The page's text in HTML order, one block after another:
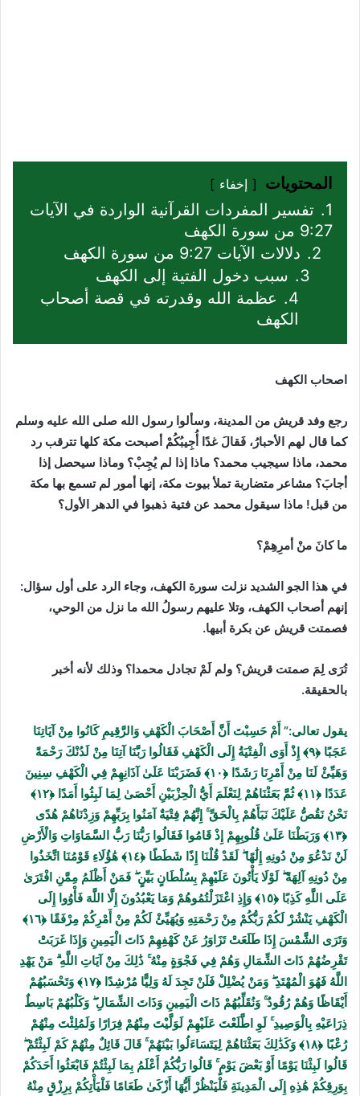
المحتويات إخفاء
1.
تفسير المفردات القرآنية الواردة في الآيات
9:27 من سورة الكهف
2.
دلالات الآيات 9:27 من سورة الكهف
3.
سبب دخول الفتية إلى الكهف
4.
عظمة الله وقدرته في قصة أصحاب
الكهف
اصحاب الكهف
رجع وفد قريش من المدينة، وسألوا رسول الله صلى الله عليه وسلم
كما قال لهم الأحبارُ، فَقالَ غدًا أُجِيبُكُمْ أصبحت مكة كلها تترقب رد
محمد، ماذا سيجيب محمد؟ ماذا إذا لم يُجِبْ؟ وماذا سيحصل إذا
أجابَ؟ مشاعر متضاربة تملأ بيوت مكة، إنها أمور لم تسمع بها مكة
من قبل! ماذا سيقول محمد عن فتية ذهبوا في الدهر الأول؟
ما كانَ منْ أمرِهِمْ؟
في هذا الجو الشديد نزلت سورة الكهف، وجاء الرد على أول سؤال:
إنهم أصحاب الكهف، وتلا عليهم رسولُ الله ما نزل من الوحي،
فصمتت قريش عن بكرة أبيها.
تُرَى لِمَ صمتت قريش؟ ولم لَمْ تجادل محمدا؟ وذلك لأنه أخبر
بالحقيقة.
يقول تعالى:” أَمْ حَسِبْتَ أَنَّ أَصْحَابَ الْكَهْفِ وَالرَّقِيمِ كَانُوا مِنْ آيَاتِنَا
عَجَبًا ﴿۹﴾ إِذْ أَوَى الْفِتْيَةُ إِلَى الْكَهْفِ فَقَالُوا رَبَّنَا آتِنَا مِنْ لَدُنْكَ رَحْمَةً
وَهَيِّئْ لَنَا مِنْ أَمْرِنَا رَشَدًا ﴿۱۰﴾ فَضَرَبْنَا عَلَىٰ آذَانِهِمْ فِي الْكَهْفِ سِنِينَ
عَدَدًا ﴿۱۱﴾ ثُمَّ بَعَثْنَاهُمْ لِنَعْلَمَ أَيُّ الْحِزْبَيْنِ أَحْصَىٰ لِمَا لَبِثُوا أَمَدًا ﴿۱۲﴾
نَحْنُ نَقُصُّ عَلَيْكَ نَبَأَهُمْ بِالْحَقِّ ۚ إِنَّهُمْ فِتْيَةٌ آمَنُوا بِرَبِّهِمْ وَزِدْنَاهُمْ هُدًى
﴿۱۳﴾ وَرَبَطْنَا عَلَىٰ قُلُوبِهِمْ إِذْ قَامُوا فَقَالُوا رَبُّنَا رَبُّ السَّمَاوَاتِ وَالْأَرْضِ
لَنْ نَدْعُوَ مِنْ دُونِهِ إِلَٰهًا ۖ لَقَدْ قُلْنَا إِذًا شَطَطًا ﴿۱٤﴾ هَٰؤُلَاءِ قَوْمُنَا اتَّخَذُوا
مِنْ دُونِهِ آلِهَةً ۖ لَوْلَا يَأْتُونَ عَلَيْهِمْ بِسُلْطَانٍ بَيِّنٍ ۖ فَمَنْ أَظْلَمُ مِمَّنِ افْتَرَىٰ
عَلَى اللَّهِ كَذِبًا ﴿۱٥﴾ وَإِذِ اعْتَزَلْتُمُوهُمْ وَمَا يَعْبُدُونَ إِلَّا اللَّهَ فَأْوُوا إِلَى
الْكَهْفِ يَنْشُرْ لَكُمْ رَبُّكُمْ مِنْ رَحْمَتِهِ وَيُهَيِّئْ لَكُمْ مِنْ أَمْرِكُمْ مِرْفَقًا ﴿۱٦﴾
وَتَرَى الشَّمْسَ إِذَا طَلَعَتْ تَزَاوَرُ عَنْ كَهْفِهِمْ ذَاتَ الْيَمِينِ وَإِذَا غَرَبَتْ
تَقْرِضُهُمْ ذَاتَ الشِّمَالِ وَهُمْ فِي فَجْوَةٍ مِنْهُ ۚ ذَٰلِكَ مِنْ آيَاتِ اللَّهِ ۗ مَنْ يَهْدِ
اللَّهُ فَهُوَ الْمُهْتَدِ ۖ وَمَنْ يُضْلِلْ فَلَنْ تَجِدَ لَهُ وَلِيًّا مُرْشِدًا ﴿۱٧﴾ وَتَحْسَبُهُمْ
أَيْقَاظًا وَهُمْ رُقُودٌ ۚ وَنُقَلِّبُهُمْ ذَاتَ الْيَمِينِ وَذَاتَ الشِّمَالِ ۖ وَكَلْبُهُمْ بَاسِطٌ
ذِرَاعَيْهِ بِالْوَصِيدِ ۚ لَوِ اطَّلَعْتَ عَلَيْهِمْ لَوَلَّيْتَ مِنْهُمْ فِرَارًا وَلَمُلِئْتَ مِنْهُمْ
رُعْبًا ﴿۱۸﴾ وَكَذَٰلِكَ بَعَثْنَاهُمْ لِيَتَسَاءَلُوا بَيْنَهُمْ ۚ قَالَ قَائِلٌ مِنْهُمْ كَمْ لَبِثْتُمْ ۖ
قَالُوا لَبِثْنَا يَوْمًا أَوْ بَعْضَ يَوْمٍ ۚ قَالُوا رَبُّكُمْ أَعْلَمُ بِمَا لَبِثْتُمْ فَابْعَثُوا أَحَدَكُمْ
بِوَرِقِكُمْ هَٰذِهِ إِلَى الْمَدِينَةِ فَلْيَنْظُرْ أَيُّهَا أَزْكَىٰ طَعَامًا فَلْيَأْتِكُمْ بِرِزْقٍ مِنْهُ